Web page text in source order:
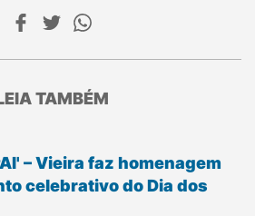
TAMBÉM
– Vieira faz homenagem
celebrativo do Dia dos